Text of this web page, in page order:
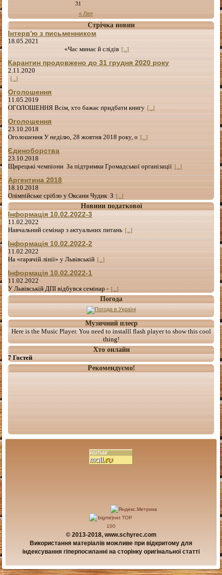
« Лют
31
Стрічка новин
Інтерв'ю з письменником
18.05.2021
«Час минає й слідів [...]
Карантин продовжено до 31 грудня 2020 року
2.11.2020
[...]
Оголошення
11.05.2019
ОГОЛОШЕННЯ Всім, хто бажає придбати книгу [...]
Оголошення
23.10.2018
Оголошення У неділю, 28 жовтня 2018 року, о [...]
Єдиноборства
23.10.2018
Щирецькі чемпіони За підтримки Громадської організації [...]
Аргентина 2018
18.10.2018
Олімпійське срібло у Оксани Чудик З [...]
Новини податкової
Інформація 10.02.2022-3
11.02.2022
Навчальний семінар з актуальних питань [...]
Інформація 10.02.2022-2
11.02.2022
На «гарячій лінії» у Львівській [...]
Інформація 10.02.2022-1
11.02.2022
У Львівській ДПІ відбувся семінар - [...]
Погода
Музичний плеєр
Here is the Music Player. You need to installl flash player to show this cool
thing!
Хто онлайн
7 Гостей
Рекомендуємо!
© 2013-2018, www.schyrec.com
Використання матеріалів можливе при відкритому для
індексування гіперпосиланні на сторінку оригінальної статті